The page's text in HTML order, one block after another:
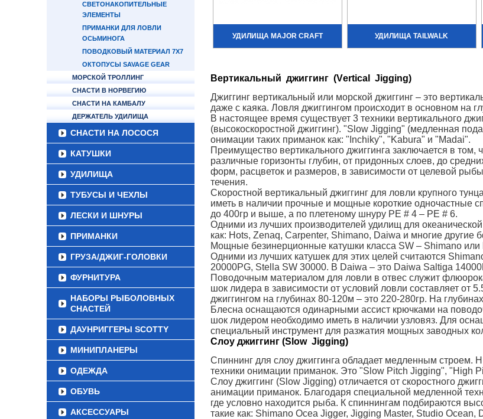
СВЕТОНАКОПИТЕЛЬНЫЕ
ЭЛЕМЕНТЫ
ПРИМАНКИ ДЛЯ ЛОВЛИ
ОСЬМИНОГА
ПОВОДКОВЫЙ МАТЕРИАЛ 7Х7
ОКТОПУСЫ SAVAGE GEAR
МОРСКОЙ ТРОЛЛИНГ
СНАСТИ В НОРВЕГИЮ
СНАСТИ НА КАМБАЛУ
ДЕРЖАТЕЛЬ УДИЛИЩА
СНАСТИ НА ЛОСОСЯ
КАТУШКИ
УДИЛИЩА
ТУБУСЫ И ЧЕХЛЫ
ЛЕСКИ И ШНУРЫ
ПРИМАНКИ
ГРУЗА/ДЖИГ-ГОЛОВКИ
ФУРНИТУРА
НАБОРЫ РЫБОЛОВНЫХ
СНАСТЕЙ
ДАУНРИГГЕРЫ SCOTTY
МИНИПЛАНЕРЫ
ОДЕЖДА
ОБУВЬ
АКСЕССУАРЫ
УДИЛИЩА MAJOR CRAFT УДИЛИЩА TAILWALK
Вертикальный джиггинг (Vertical Jigging)
Джиггинг вертикальный или морской джиггинг – это
даже с каяка. Ловля джиггингом происходит в основном на
В настоящее время существует 3 техники вертикального
(высокоскоростной джиггинг). "Slow Jigging" (медленная
онимации таких приманок как: "Inchiky", "Kabura" и "Madai".
Преимущество вертикального джиггинга заключается в том,
различные горизонты глубин, от придонных слоев, до
форм, расцветок и размеров, в зависимости от целевой
течения.
Скоростной вертикальный джиггинг для ловли крупного
иметь в наличии прочные и мощные короткие одночастные
до 400гр и выше, а по плетеному шнуру РЕ # 4 – PE # 6.
Одними из лучших производителей удилищ для
как: Hots, Zenaq, Carpenter, Shimano, Daiwa и многие
Мощные безинерционные катушки класса SW – Shimano
Одними из лучших катушек для этих целей считаются
20000PG, Stella SW 30000. В Daiwa – это Daiwa Saltiga
Поводочным материалом для ловли в отвес служит
шок лидера в зависимости от условий ловли составляет
джиггингом на глубинах 80-120м – это 220-280гр. На
Блесна оснащаются одинарными ассист крючками на
шок лидером необходимо иметь в наличии узловяз. Для
специальный инструмент для разжатия мощных заводных
Слоу джиггинг (Slow Jigging)
Спиннинг для слоу джиггинга обладает медленным строем.
техники онимации приманок. Это "Slow Pitch Jigging", "High
Слоу джиггинг (Slow Jigging) отличается от скоростного
анимации приманок. Благодаря специальной медленной
где условно находится рыба. К спиннингам подбираются
такие как: Shimano Ocea Jigger, Jigging Master, Studio